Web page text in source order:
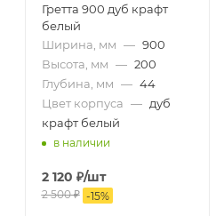
Гретта 900 дуб крафт
белый
Ширина, мм — 900
Высота, мм — 200
Глубина, мм — 44
Цвет корпуса — дуб
крафт белый
в наличии
2 120 ₽/шт
2 500₽ -15%